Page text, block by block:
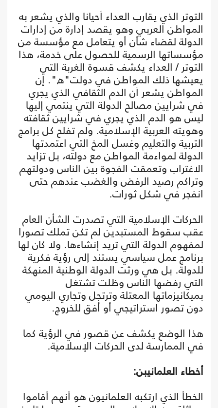
التوتر الذي يقارب العداء أحيانا والذي يشعر به
المواطن العربي وهو يقصد إدارة من إدارات
الدولة لقضاء شأن أو يتعامل مع مؤسسة من
مؤسساتها الرسمية للحصول على خدمة، هذا
التوتر / العداء يكشف قسوة الغربة التي
يعيشها ذلك المواطن في دولت"ه". إن
المواطن يشعر أن الدم الثقافي الذي يجري
في شرايين مصالح الدولة التي ينتمي إليها
ليس هو الدم الذي يجري في شرايين ثقافته
وهويته العربية الإسلامية. ولم تفلح كل برامج
التربية والتعليم وغسل المخ التي اعتمدتها
الدولة لمواءمة المواطن مع دولته، بل تزايد
الاغتراب وتعمقت الفجوة بين الناس ودولتهم
وتراكم رصيد الرفض والغضب عندهم حتى
انفجر في شكل ثورات.
الحركات الإسلامية التي تصدرت الشأن العام
عقب سقوط المستبدين لم تكن تملك تصورا
لمفهوم الدولة التي تريد إنشاءها. ولا كان لها
برنامج عمل سياسي يستند إلى رؤية فكرية
للدولة. بل هي ورثت الدولة الوطنية المنهكة
التي رفضها الناس وظلت تشتغل
بميكانيزماتها المعتلة وترتجل وتجاري اليومي
دون تصور استراتيجي أو أفق للخروج.
هذا الوضع يكشف عن قصور في الرؤية كما
في الممارسة لدى الحركات الإسلامية.
أخطاء العلمانيبن:
الخطأ الذي ارتكبه العلمانيون هو أنهم أقاموا